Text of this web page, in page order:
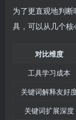
为了更直观地判
具，可以从几个核
对比维度
工具学习成本
关键词解释友好
关键词扩展深度